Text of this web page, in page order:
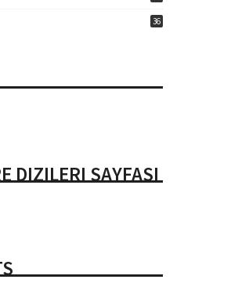
36
DIZILERI SAYFASI